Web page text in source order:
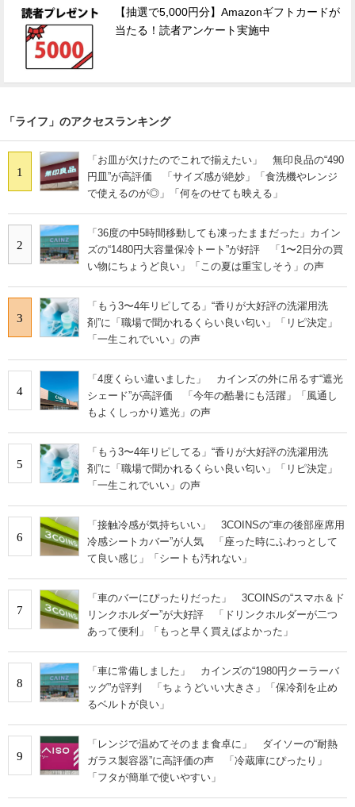
【抽選で5,000円分】Amazonギフトカードが
当たる！読者アンケート実施中
「ライフ」のアクセスランキング
1
「お皿が欠けたのでこれで揃えたい」 無印良品の“490
円皿”が高評価 「サイズ感が絶妙」「食洗機やレンジ
で使えるのが◎」「何をのせても映える」
2
「36度の中5時間移動しても凍ったままだった」カイン
ズの“1480円大容量保冷トート”が好評 「1〜2日分の買
い物にちょうど良い」「この夏は重宝しそう」の声
3
「もう3〜4年リピしてる」“香りが大好評の洗濯用洗
剤”に「職場で聞かれるくらい良い匂い」「リピ決定」
「一生これでいい」の声
4
「4度くらい違いました」 カインズの外に吊るす“遮光
シェード”が高評価 「今年の酷暑にも活躍」「風通し
もよくしっかり遮光」の声
5
「もう3〜4年リピしてる」“香りが大好評の洗濯用洗
剤”に「職場で聞かれるくらい良い匂い」「リピ決定」
「一生これでいい」の声
6
「接触冷感が気持ちいい」 3COINSの“車の後部座席用
冷感シートカバー”が人気 「座った時にふわっとして
て良い感じ」「シートも汚れない」
7
「車のバーにぴったりだった」 3COINSの“スマホ＆ド
リンクホルダー”が大好評 「ドリンクホルダーが二つ
あって便利」「もっと早く買えばよかった」
8
「車に常備しました」 カインズの“1980円クーラーバ
ッグ”が評判 「ちょうどいい大きさ」「保冷剤を止め
るベルトが良い」
9
「レンジで温めてそのまま食卓に」 ダイソーの“耐熱
ガラス製容器”に高評価の声 「冷蔵庫にぴったり」
「フタが簡単で使いやすい」